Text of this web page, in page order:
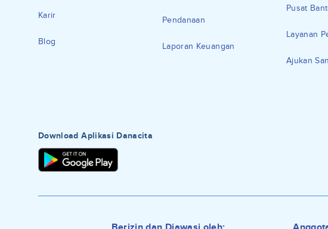
Karir
Blog
Pendanaan
Laporan Keuangan
Pusat
Layanan
Ajukan
Download Aplikasi Danacita